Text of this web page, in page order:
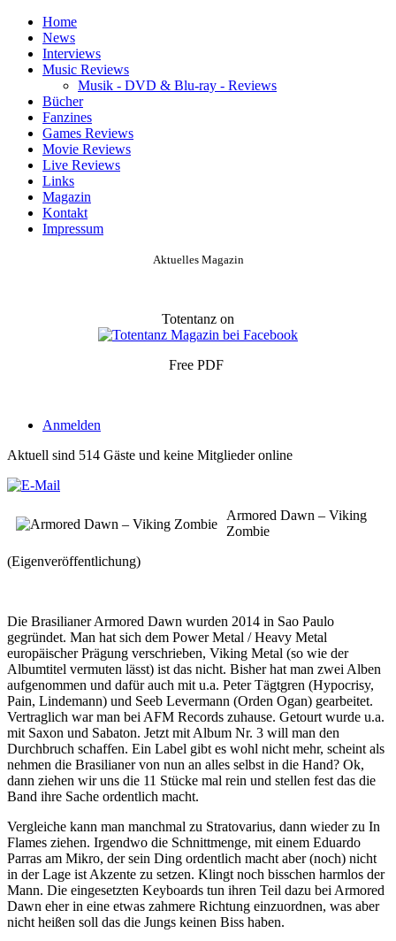
Home
News
Interviews
Music Reviews
Musik - DVD & Blu-ray - Reviews
Bücher
Fanzines
Games Reviews
Movie Reviews
Live Reviews
Links
Magazin
Kontakt
Impressum
Aktuelles Magazin
Totentanz on
Free PDF
Anmelden
Aktuell sind 514 Gäste und keine Mitglieder online
Armored Dawn – Viking
Zombie
(Eigenveröffentlichung)
Die Brasilianer Armored Dawn wurden 2014 in Sao Paulo
gegründet. Man hat sich dem Power Metal / Heavy Metal
europäischer Prägung verschrieben, Viking Metal (so wie der
Albumtitel vermuten lässt) ist das nicht. Bisher hat man zwei Alben
aufgenommen und dafür auch mit u.a. Peter Tägtgren (Hypocrisy,
Pain, Lindemann) und Seeb Levermann (Orden Ogan) gearbeitet.
Vertraglich war man bei AFM Records zuhause. Getourt wurde u.a.
mit Saxon und Sabaton. Jetzt mit Album Nr. 3 will man den
Durchbruch schaffen. Ein Label gibt es wohl nicht mehr, scheint als
nehmen die Brasilianer von nun an alles selbst in die Hand? Ok,
dann ziehen wir uns die 11 Stücke mal rein und stellen fest das die
Band ihre Sache ordentlich macht.
Vergleiche kann man manchmal zu Stratovarius, dann wieder zu In
Flames ziehen. Irgendwo die Schnittmenge, mit einem Eduardo
Parras am Mikro, der sein Ding ordentlich macht aber (noch) nicht
in der Lage ist Akzente zu setzen. Klingt noch bisschen harmlos der
Mann. Die eingesetzten Keyboards tun ihren Teil dazu bei Armored
Dawn eher in eine etwas zahmere Richtung einzuordnen, was aber
nicht heißen soll das die Jungs keinen Biss haben.